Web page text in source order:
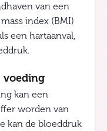
van een
index (BMI)
een hartaanval,
voeding
kan een
worden van
kan de bloeddruk